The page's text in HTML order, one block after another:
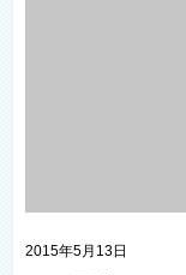
2015年5月13日